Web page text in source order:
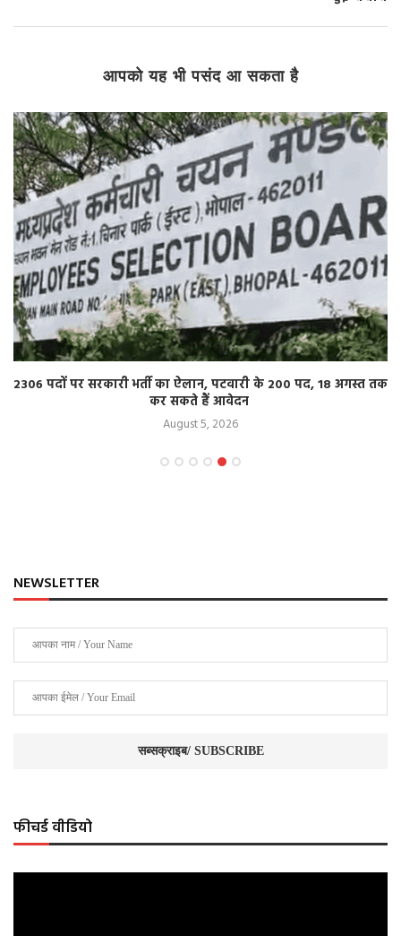
आपको यह भी पसंद आ सकता है
2306 पदों पर सरकारी भर्ती का ऐलान, पटवारी के 200 पद, 18 अगस्त तक
कर सकते हैं आवेदन
August 5, 2026
NEWSLETTER
फीचर्ड वीडियो